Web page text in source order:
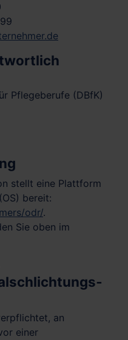
Pflegeberufe (DBfK)
stellt eine Plattform
bereit:
odr/.
Sie oben im
an
einer